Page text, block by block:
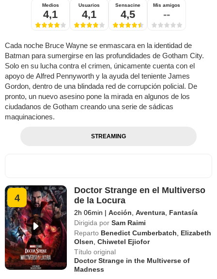
Medios
4,1
Usuarios
4,1
Sensacine
4,5
Mis amigos
--
Cada noche Bruce Wayne se enmascara en la identidad de
Batman para sumergirse en las profundidades de Gotham City.
Solo en su lucha contra el crimen, únicamente cuenta con el
apoyo de Alfred Pennyworth y la ayuda del teniente James
Gordon, dentro de una blindada red de corrupción policial. De
pronto, un nuevo asesino pone la mirada en algunos de los
ciudadanos de Gotham creando una serie de sádicas
maquinaciones.
STREAMING
4
Doctor Strange en el Multiverso
de la Locura
2h 06min | Acción ,Aventura Fantasía
Dirigida por Sam Raimi
Reparto Benedict Cumberbatch
Elizabeth
Olsen ,Chiwetel Ejiofor
Título original
Doctor Strange in the Multiverse of
Madness